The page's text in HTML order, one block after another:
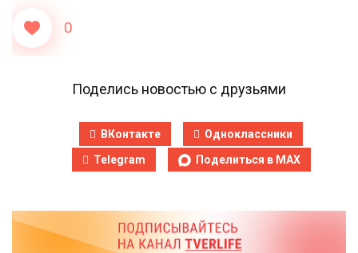
0
Поделись новостью с друзьями
ВКонтакте
Одноклассники
Telegram
Поделиться в MAX